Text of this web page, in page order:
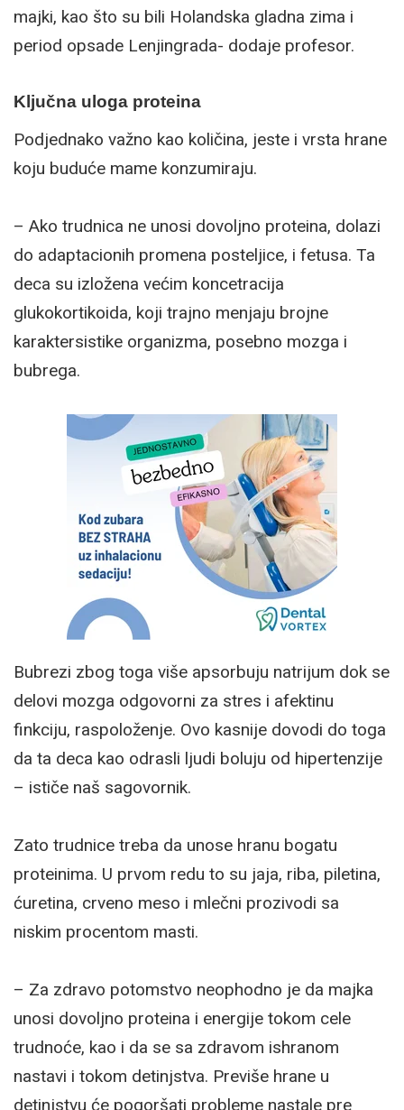
majki, kao što su bili Holandska gladna zima i
period opsade Lenjingrada- dodaje profesor.
Ključna uloga proteina
Podjednako važno kao količina, jeste i vrsta hrane
koju buduće mame konzumiraju.
– Ako trudnica ne unosi dovoljno proteina, dolazi
do adaptacionih promena posteljice, i fetusa. Ta
deca su izložena većim koncetracija
glukokortikoida, koji trajno menjaju brojne
karaktersistike organizma, posebno mozga i
bubrega.
Bubrezi zbog toga više apsorbuju natrijum dok se
delovi mozga odgovorni za stres i afektinu
finkciju, raspoloženje. Ovo kasnije dovodi do toga
da ta deca kao odrasli ljudi boluju od hipertenzije
– ističe naš sagovornik.
Zato trudnice treba da unose hranu bogatu
proteinima. U prvom redu to su jaja, riba, piletina,
ćuretina, crveno meso i mlečni prozivodi sa
niskim procentom masti.
– Za zdravo potomstvo neophodno je da majka
unosi dovoljno proteina i energije tokom cele
trudnoće, kao i da se sa zdravom ishranom
nastavi i tokom detinjstva. Previše hrane u
detinjstvu će pogoršati probleme nastale pre